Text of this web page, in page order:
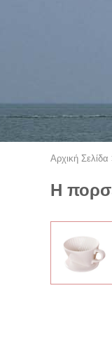
Αρχική Σελίδα
Η